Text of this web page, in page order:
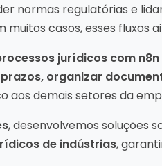
normas regulatórias e
muitos casos, esses fluxos
jurídicos com n8n
organizar
aos demais setores da
, desenvolvemos soluções
de indústrias,